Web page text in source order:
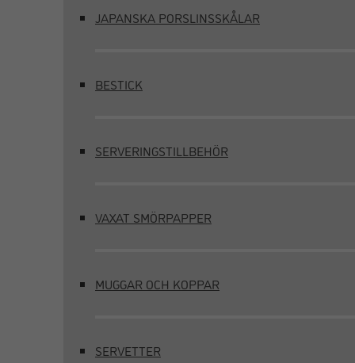
JAPANSKA PORSLINSSKÅLAR
BESTICK
SERVERINGSTILLBEHÖR
VAXAT SMÖRPAPPER
MUGGAR OCH KOPPAR
SERVETTER